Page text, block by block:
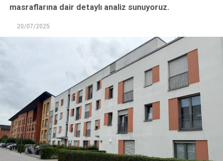
masraflarına dair detaylı analiz sunuyoruz.
20/07/2025